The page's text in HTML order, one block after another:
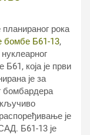
рока
бомбе Б61-13,
која је први
је за
бомбардера
је
Б61-13 је